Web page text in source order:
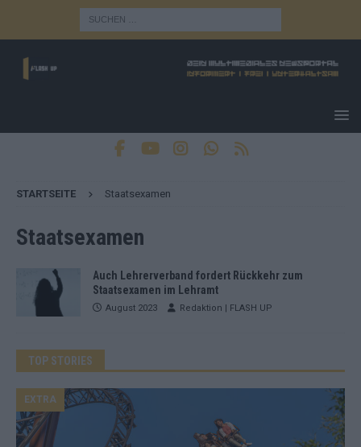
STARTSEITE Staatsexamen
Staatsexamen
Auch Lehrerverband fordert Rückkehr zum
Staatsexamen im Lehramt
August 2023 Redaktion | FLASH UP
TOP STORIES
EXTRA